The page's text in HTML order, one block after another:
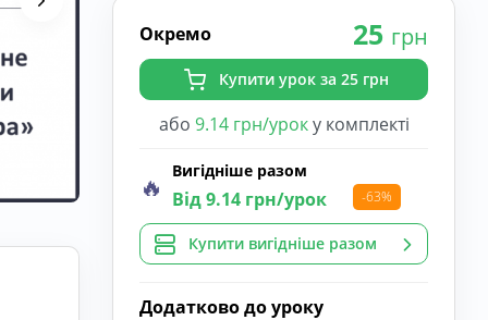
Окремо 25 грн
Купити урок за 25 грн
або 9.14 грн/уроку комплекті
🔥 Вигідніше разом
Від 9.14 грн/урок -63%
Купити вигідніше разом
Додатково до уроку